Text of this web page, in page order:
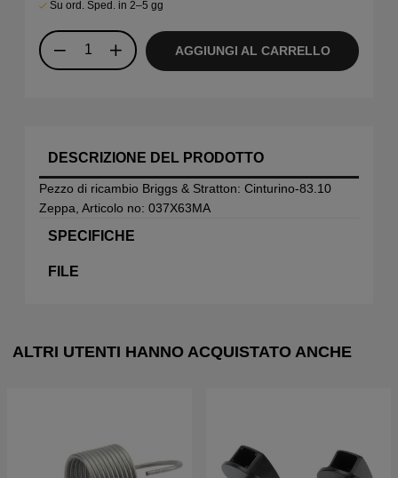
Su ord. Sped. in 2–5 gg
AGGIUNGI AL CARRELLO
DESCRIZIONE DEL PRODOTTO
Pezzo di ricambio Briggs & Stratton: Cinturino-83.10
Zeppa, Articolo no: 037X63MA
SPECIFICHE
FILE
ALTRI UTENTI HANNO ACQUISTATO ANCHE